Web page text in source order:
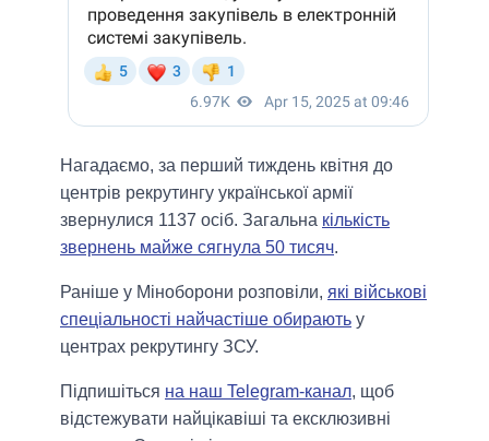
Нагадаємо, за перший тиждень квітня до
центрів рекрутингу української армії
звернулися 1137 осіб. Загальна кількість
звернень майже сягнула 50 тисяч.
Раніше у Міноборони розповіли, які військові
спеціальності найчастіше обирають у
центрах рекрутингу ЗСУ.
Підпишіться на наш Telegram-канал, щоб
відстежувати найцікавіші та ексклюзивні